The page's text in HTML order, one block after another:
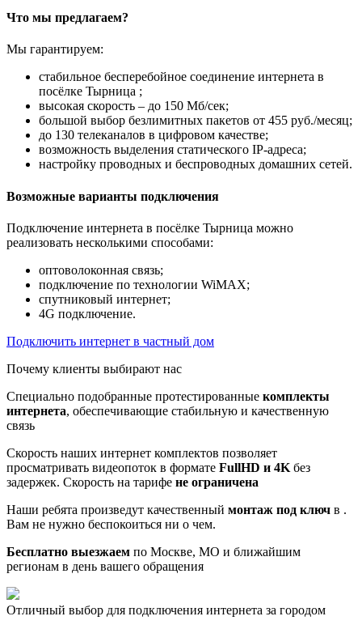
Что мы предлагаем?
Мы гарантируем:
стабильное бесперебойное соединение интернета в
посёлке Тырница ;
высокая скорость – до 150 Мб/сек;
большой выбор безлимитных пакетов от 455 руб./месяц;
до 130 телеканалов в цифровом качестве;
возможность выделения статического IP-адреса;
настройку проводных и беспроводных домашних сетей.
Возможные варианты подключения
Подключение интернета в посёлке Тырница можно
реализовать несколькими способами:
оптоволоконная связь;
подключение по технологии WiMAX;
спутниковый интернет;
4G подключение.
Подключить интернет в частный дом
Почему клиенты выбирают нас
Специально подобранные протестированные комплекты
интернета, обеспечивающие стабильную и качественную
связь
Скорость наших интернет комплектов позволяет
просматривать видеопоток в формате FullHD и 4K без
задержек. Скорость на тарифе не ограничена
Наши ребята произведут качественный монтаж под ключ в .
Вам не нужно беспокоиться ни о чем.
Бесплатно выезжаем по Москве, МО и ближайшим
регионам в день вашего обращения
Отличный выбор для подключения интернета за городом